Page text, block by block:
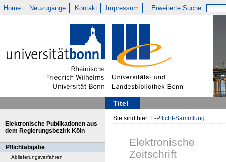
Home Neuzugänge Kontakt Impressum Erweiterte Suche
Titel
Elektronische Publikationen aus
dem Regierungsbezirk Köln
Pflichtabgabe
Ablieferungsverfahren
Sie sind hier: E-Pflicht-Sammlung
Elektronische
Zeitschrift